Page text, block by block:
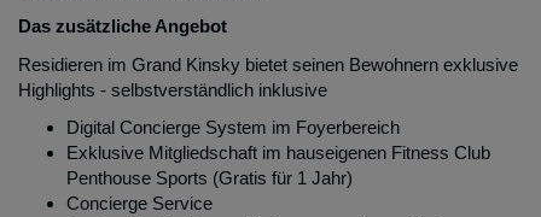
Das zusätzliche Angebot
Residieren im Grand Kinsky bietet seinen Bewohnern exklusive
Highlights - selbstverständlich inklusive
Digital Concierge System im Foyerbereich
Exklusive Mitgliedschaft im hauseigenen Fitness Club
Penthouse Sports (Gratis für 1 Jahr)
Concierge Service